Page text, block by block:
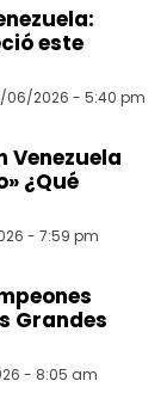
este
06/2026 - 5:40 pm
Venezuela
¿Qué
- 7:59 pm
Grandes
- 8:05 am